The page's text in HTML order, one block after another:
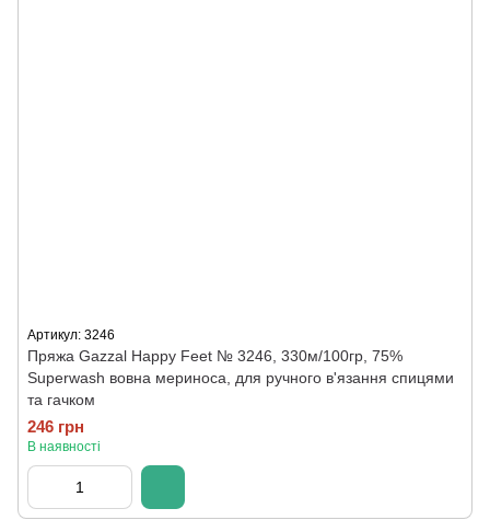
Артикул: 3246
Пряжа Gazzal Happy Feet № 3246, 330м/100гр, 75%
Superwash вовна мериноса, для ручного в'язання спицями
та гачком
246 грн
В наявності